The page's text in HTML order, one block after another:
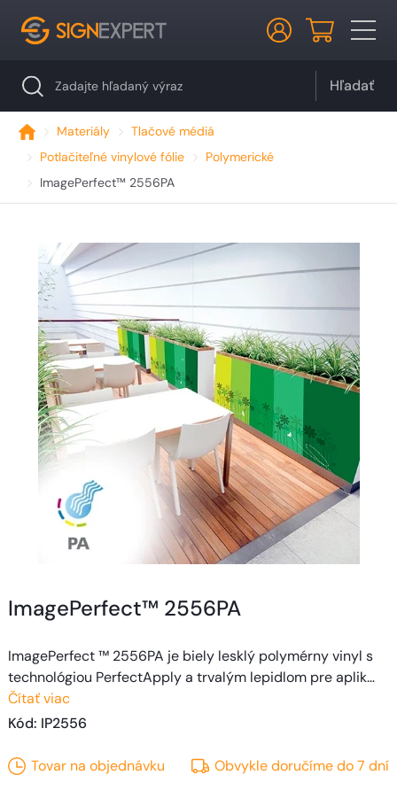
Hľadať
Materiály
Tlačové médiá
Potlačiteľné vinylové fólie
Polymerické
ImagePerfect™ 2556PA
ImagePerfect™ 2556PA
ImagePerfect ™ 2556PA je biely lesklý polymérny vinyl s
technológiou PerfectApply a trvalým lepidlom pre aplik…
Čítať viac
Kód: IP2556
Tovar na objednávku Obvykle doručíme do7 dní